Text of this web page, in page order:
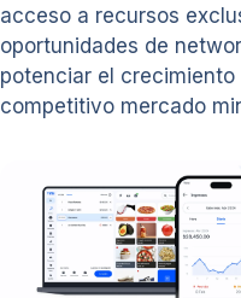
acceso a recursos
oportunidades de
potenciar el crecimiento
competitivo mercado